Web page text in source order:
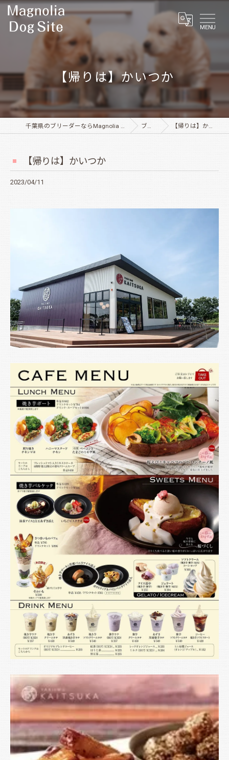
MENU
【帰りは】かいつか
千葉県のブリーダーならMagnolia Dog Site ブログ 【帰りは】かいつか
【帰りは】かいつか
2023/04/11